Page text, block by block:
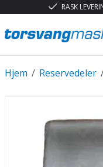
RASK
/
Hjem Reservedeler